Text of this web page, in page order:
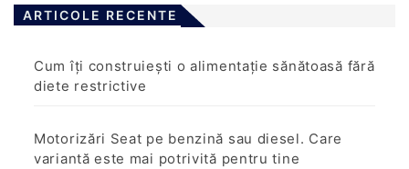
ARTICOLE RECENTE
Cum îți construiești o alimentație sănătoasă fără
diete restrictive
Motorizări Seat pe benzină sau diesel. Care
variantă este mai potrivită pentru tine